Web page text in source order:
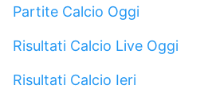
Partite Calcio Oggi
Risultati Calcio Live Oggi
Risultati Calcio Ieri